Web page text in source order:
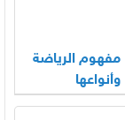
مفهوم الرياضة
وأنواعها